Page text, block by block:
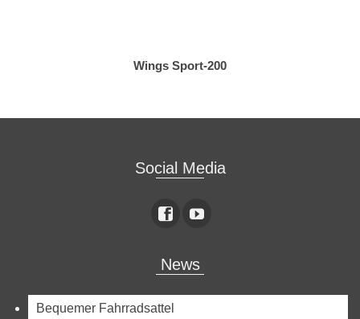
Wings Sport-200
Social Media
News
Bequemer Fahrradsattel